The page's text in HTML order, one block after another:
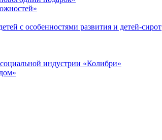
с особенностями развития и детей-сирот
индустрии «Колибри»